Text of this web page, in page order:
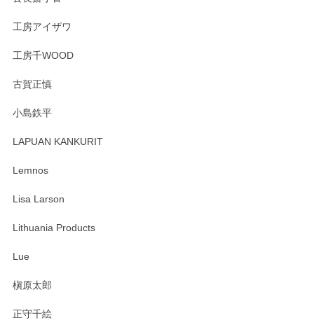
す。 素敵な湯呑みでとても気に入りました。 発送も早く、
たm(_)m
います。無事に届いたようで安心いたしまし
工房アイザワ
工房千WOOD
古賀正慎
小島鉄平
LAPUAN KANKURIT
Lemnos
Lisa Larson
Lithuania Products
Lue
槇原太郎
正守千絵